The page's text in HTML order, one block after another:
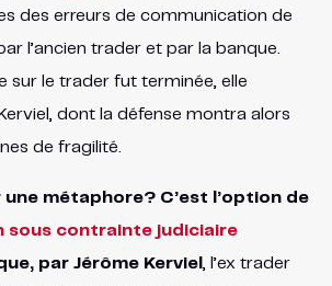
des erreurs de communication de
l’ancien trader et par la banque.
sur le trader fut terminée, elle
dont la défense montra alors
de fragilité.
une métaphore? C’est l’option de
sous contrainte judiciaire
par Jérôme Kerviel
, l’ex trader